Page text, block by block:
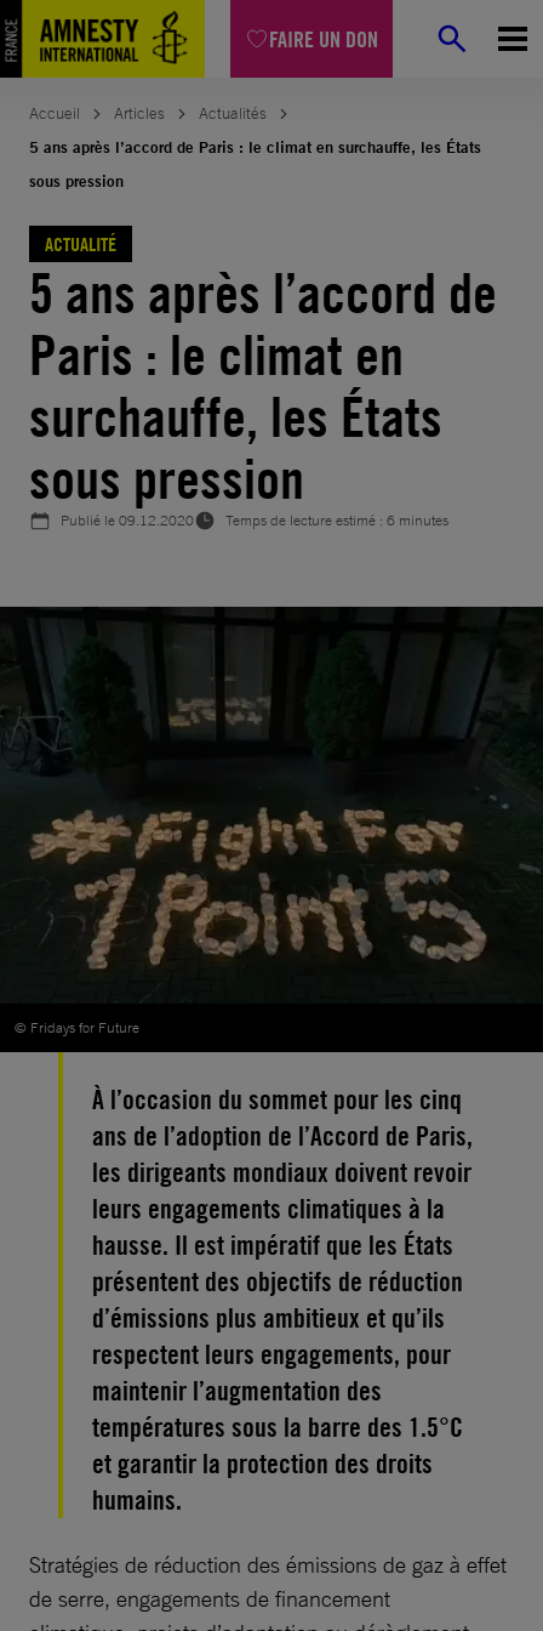
FAIRE UN DON
Aller
au
contenu
Accueil Articles
Actualités
5 ans après l’accord de Paris : le climat en surchauffe, les États
sous pression
ACTUALITÉ
5 ans après l’accord de
Paris : le climat en
surchauffe, les États
sous pression
Publié le09.12.2020 Temps de lecture estimé : 6 minutes
© Fridays for Future
À l’occasion du sommet pour les cinq
ans de l’adoption de l’Accord de Paris,
les dirigeants mondiaux doivent revoir
leurs engagements climatiques à la
hausse. Il est impératif que les États
présentent des objectifs de réduction
d’émissions plus ambitieux et qu’ils
respectent leurs engagements, pour
maintenir l’augmentation des
températures sous la barre des 1.5°C
et garantir la protection des droits
humains.
Stratégies de réduction des émissions de gaz à effet
de serre, engagements de financement